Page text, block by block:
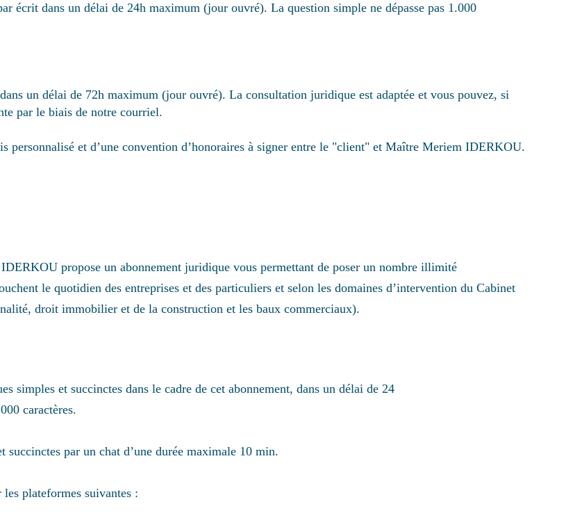
écrit dans un délai de 24h maximum (jour ouvré). La question simple ne dépasse pas 1.000
un délai de 72h maximum (jour ouvré). La consultation juridique est adaptée et vous pouvez, si
par le biais de notre courriel.
personnalisé et d’une convention d’honoraires à signer entre le "client" et Maître Meriem IDERKOU.
propose un abonnement juridique vous permettant de poser un nombre illimité
le quotidien des entreprises et des particuliers et selon les domaines d’intervention du Cabinet
droit immobilier et de la construction et les baux commerciaux).
et succinctes dans le cadre de cet abonnement, dans un délai de 24
caractères.
par un chat d’une durée maximale 10 min.
plateformes suivantes :